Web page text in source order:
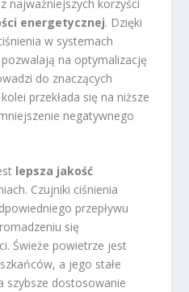
najważniejszych korzyści
energetycznej. Dzięki
w systemach
na optymalizację
do znaczących
przekłada się na niższe
negatywnego
lepsza jakość
Czujniki ciśnienia
przepływu
się
Świeże powietrze jest
a jego stałe
szybsze dostosowanie